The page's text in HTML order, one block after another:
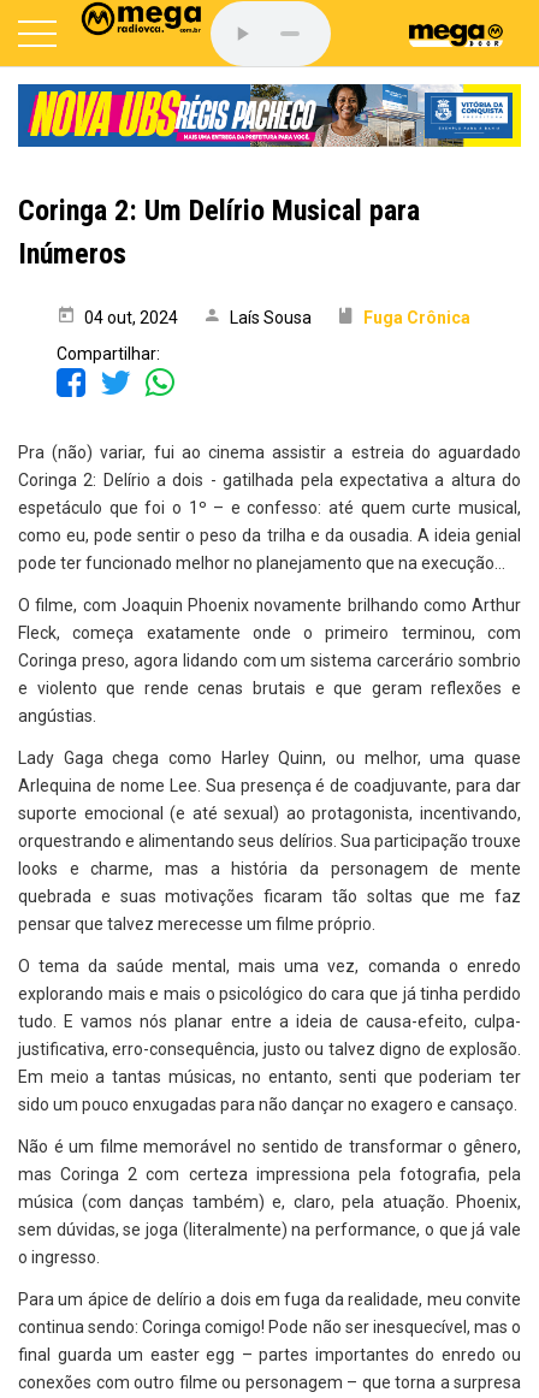
Coringa 2: Um Delírio Musical para
Inúmeros
04 out, 2024 Laís Sousa
Fuga Crônica
Compartilhar:
Pra (não) variar, fui ao cinema assistir a estreia do aguardado
Coringa 2: Delírio a dois - gatilhada pela expectativa a altura do
espetáculo que foi o 1º – e confesso: até quem curte musical,
como eu, pode sentir o peso da trilha e da ousadia. A ideia genial
pode ter funcionado melhor no planejamento que na execução…
O filme, com Joaquin Phoenix novamente brilhando como Arthur
Fleck, começa exatamente onde o primeiro terminou, com
Coringa preso, agora lidando com um sistema carcerário sombrio
e violento que rende cenas brutais e que geram reflexões e
angústias.
Lady Gaga chega como Harley Quinn, ou melhor, uma quase
Arlequina de nome Lee. Sua presença é de coadjuvante, para dar
suporte emocional (e até sexual) ao protagonista, incentivando,
orquestrando e alimentando seus delírios. Sua participação trouxe
looks e charme, mas a história da personagem de mente
quebrada e suas motivações ficaram tão soltas que me faz
pensar que talvez merecesse um filme próprio.
O tema da saúde mental, mais uma vez, comanda o enredo
explorando mais e mais o psicológico do cara que já tinha perdido
tudo. E vamos nós planar entre a ideia de causa-efeito, culpa-
justificativa, erro-consequência, justo ou talvez digno de explosão.
Em meio a tantas músicas, no entanto, senti que poderiam ter
sido um pouco enxugadas para não dançar no exagero e cansaço.
Não é um filme memorável no sentido de transformar o gênero,
mas Coringa 2 com certeza impressiona pela fotografia, pela
música (com danças também) e, claro, pela atuação. Phoenix,
sem dúvidas, se joga (literalmente) na performance, o que já vale
o ingresso.
Para um ápice de delírio a dois em fuga da realidade, meu convite
continua sendo: Coringa comigo! Pode não ser inesquecível, mas o
final guarda um easter egg – partes importantes do enredo ou
conexões com outro filme ou personagem – que torna a surpresa